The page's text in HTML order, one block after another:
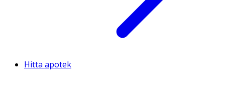
Hitta apotek